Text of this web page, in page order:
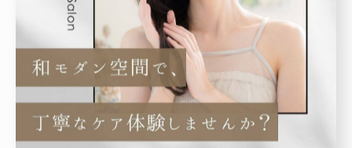
全てのカテゴリー
カット
カラー
トリートメント
ヘッドスパ